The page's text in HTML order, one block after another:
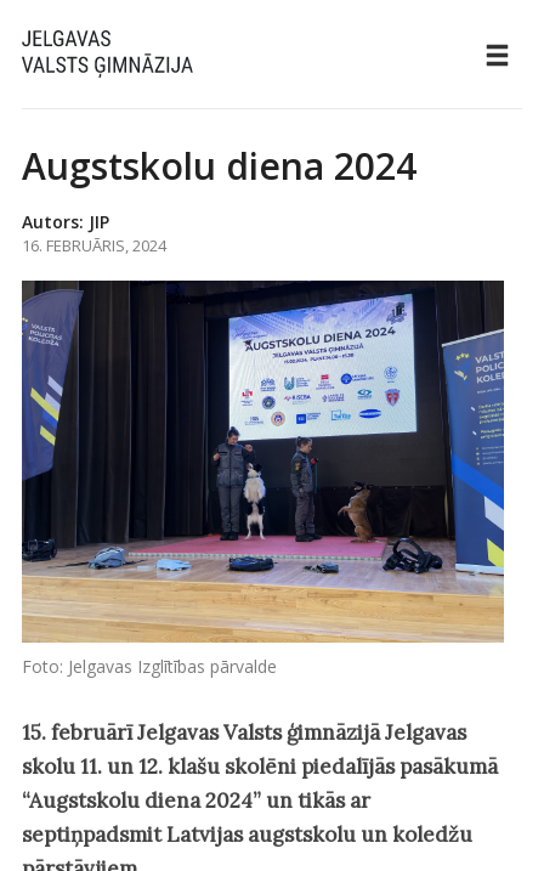
Augstskolu diena 2024
Autors: JIP
16. FEBRUĀRIS, 2024
Foto: Jelgavas Izglītības pārvalde
15. februārī Jelgavas Valsts ģimnāzijā Jelgavas
skolu 11. un 12. klašu skolēni piedalījās pasākumā
“Augstskolu diena 2024” un tikās ar
septiņpadsmit Latvijas augstskolu un koledžu